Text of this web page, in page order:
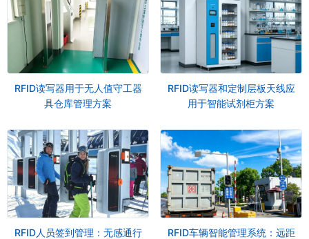
RFID读写器用于无人值守工器
具仓库管理方案
RFID读写器和定制层板天线应
用于智能试剂柜方案
RFID人员签到管理：无感通行
RFID车辆智能管理系统：远距